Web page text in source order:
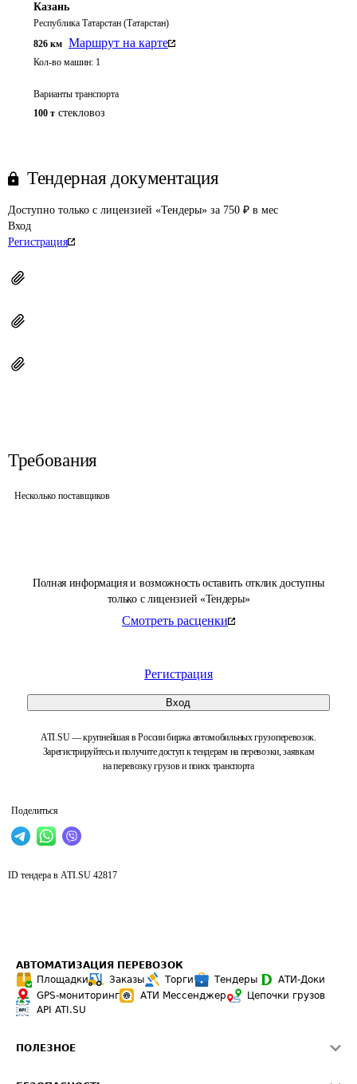
Полная информация и возможность оставить отклик доступны
только с лицензией «Тендеры»
Смотреть расценки
Регистрация
Вход
ATI.SU — крупнейшая в России биржа автомобильных грузоперевозок.
Зарегистрируйтесь и получите доступ к тендерам на перевозки, заявкам
на перевозку грузов и поиск транспорта
Поделиться
Казань
Республика Татарстан (Татарстан)
826 км Маршрут на карте
Кол-во машин: 1
Варианты транспорта
100 т стекловоз
Тендерная документация
Доступно только с лицензией «Тендеры» за 750 ₽ в мес
Вход
Регистрация
Требования
Несколько поставщиков
ID тендера в ATI.SU 42817
АВТОМАТИЗАЦИЯ ПЕРЕВОЗОК
Площадки
Заказы Торги Тендеры
АТИ-Доки
GPS-мониторинг
АТИ Мессенджер
Цепочки грузов
API ATI.SU
ПОЛЕЗНОЕ